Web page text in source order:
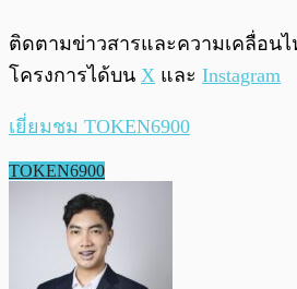
ติดตามข่าวสารและความเคลื่อนไ
โครงการได้บน X และ Instagram
เยี่ยมชม TOKEN6900
TOKEN6900